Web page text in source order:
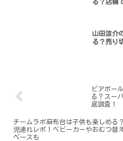
る？店舗
山田涼介
る？売り
ビアボー
る？スー
底調査！
チームラボ麻布台は子供も楽しめる
児連れレポ！ベビーカーやおむつ替
ペースも